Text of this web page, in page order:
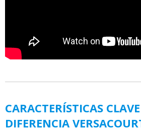
CARACTERÍSTICAS
DIFERENCIA